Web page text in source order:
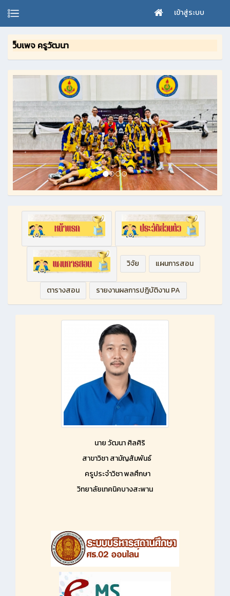
เข้าสู่ระบบ
พจ ครูวัฒนา
วิจัย แผนการสอน
ตารางสอน รายงานผลการปฎิบัติงาน PA
นาย วัฒนา ศิลศิริ
สาขาวิชา สามัญสัมพันธ์
ครูประจำวิชา พลศึกษา
วิทยาลัยเทคนิคบางสะพาน